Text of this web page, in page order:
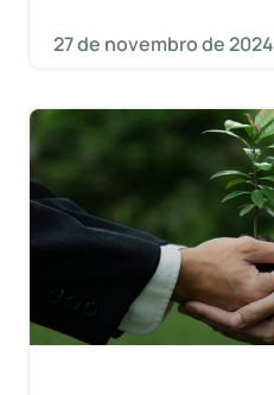
27 de novembro de 2024